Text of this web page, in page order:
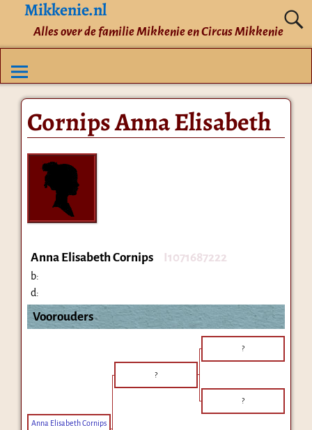
Mikkenie.nl
Alles over de familie Mikkenie en Circus Mikkenie
Cornips Anna Elisabeth
Anna Elisabeth Cornips I1071687222
b:
d:
Voorouders
?
?
?
Anna Elisabeth Cornips